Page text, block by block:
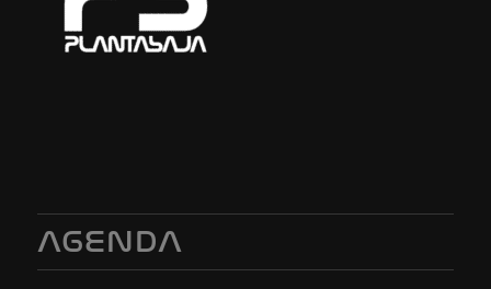
AGENDA